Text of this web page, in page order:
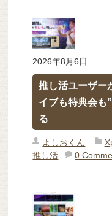
2026年8月6日
推し活ユーザー
イブも特典会も
る
よしおくん
推し活
0